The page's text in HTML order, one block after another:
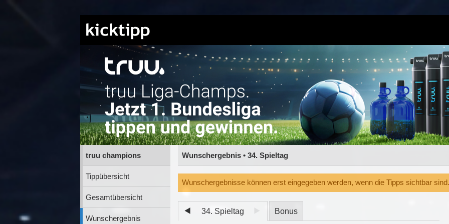
truu champions
Tippübersicht
Gesamtübersicht
Wunschergebnis
Wunschergebnis • 34. Spieltag
Wunschergebnisse können erst eingegeben werden, wenn die Tipps sichtbar
34. Spieltag Bonus